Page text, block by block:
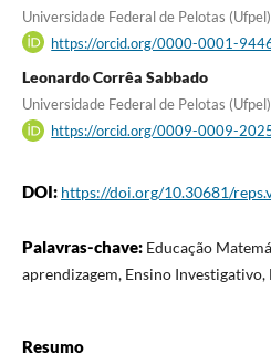
Universidade Federal de Pelotas (Ufpel)
https://orcid.org/0000-0001-
Leonardo Corrêa Sabbado
Universidade Federal de Pelotas (Ufpel)
https://orcid.org/0009-0009-
DOI: https://doi.org/10.30681/
Palavras-chave: Educação
aprendizagem, Ensino Investigativo,
Resumo